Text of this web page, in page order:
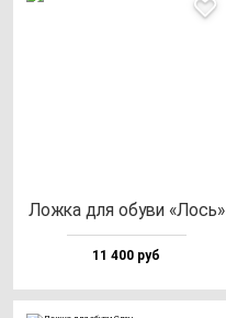
Лож­ка для обу­ви «Лось»
11 400 руб